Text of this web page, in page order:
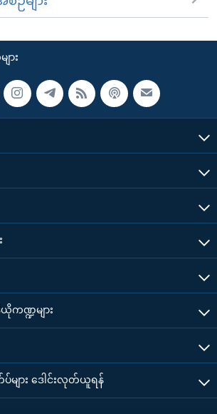
ား
ကဏ္ဍများ
ျား ဒေါင်းလုတ်ယူရန်